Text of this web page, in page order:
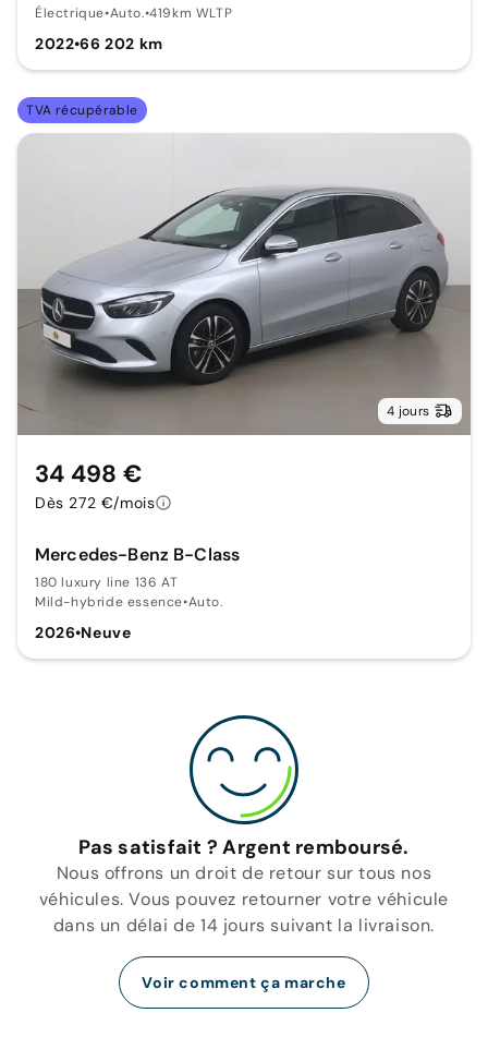
Électrique•Auto.•419km WLTP
2022•66 202 km
TVA récupérable
4 jours
Mercedes-Benz B-Class
180 luxury line 136 AT
Mild-hybride essence•Auto.
2026•Neuve
34 498 €
Dès 272 €/mois
Pas satisfait ? Argent remboursé.
Nous offrons un droit de retour sur tous nos
véhicules. Vous pouvez retourner votre véhicule
dans un délai de 14 jours suivant la livraison.
Voir comment ça marche